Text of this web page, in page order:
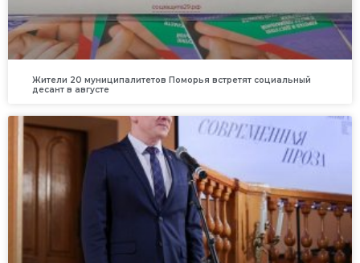
Жители 20 муниципалитетов Поморья встретят социальный
десант в августе